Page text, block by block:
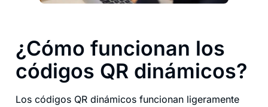
¿Cómo funcionan los
códigos QR dinámicos?
Los códigos QR dinámicos funcionan ligeramente